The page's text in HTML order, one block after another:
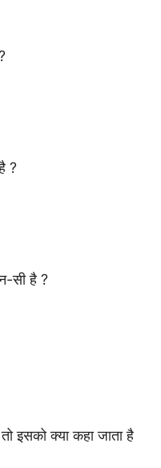
?
सी है ?
इसको क्या कहा जाता है